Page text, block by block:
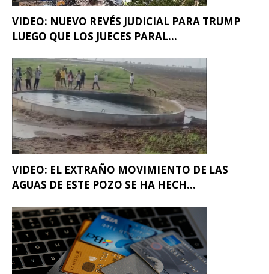
VIDEO: NUEVO REVÉS JUDICIAL PARA TRUMP
LUEGO QUE LOS JUECES PARAL...
VIDEO: EL EXTRAÑO MOVIMIENTO DE LAS
AGUAS DE ESTE POZO SE HA HECH...